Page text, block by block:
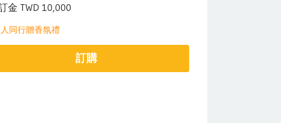
金 TWD 10,000
同行贈香氛禮
訂購